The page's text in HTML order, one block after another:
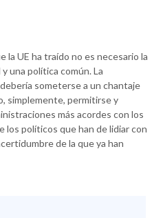
la UE ha traído no es necesario la
una política común. La
someterse a un chantaje
simplemente, permitirse y
más acordes con los
los políticos que han de lidiar con
de la que ya han